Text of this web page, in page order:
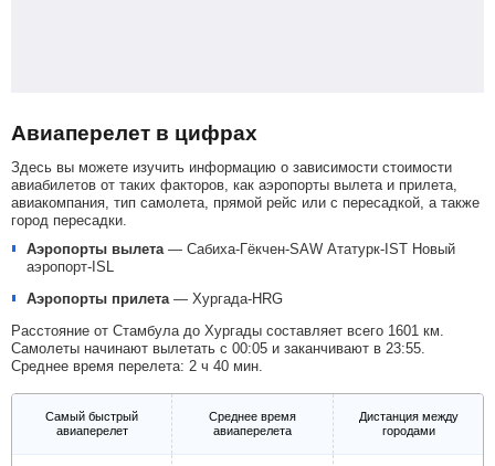
Авиаперелет в цифрах
Здесь вы можете изучить информацию о зависимости стоимости
авиабилетов от таких факторов, как аэропорты вылета и прилета,
авиакомпания, тип самолета, прямой рейс или с пересадкой, а также
город пересадки.
Аэропорты вылета — Сабиха-Гёкчен-SAW Ататурк-IST Новый
аэропорт-ISL
Аэропорты прилета — Хургада-HRG
Расстояние от Стамбула до Хургады составляет всего 1601 км.
Самолеты начинают вылетать с 00:05 и заканчивают в 23:55.
Среднее время перелета: 2 ч 40 мин.
Самый быстрый
авиаперелет
Среднее время
авиаперелета
Дистанция между
городами